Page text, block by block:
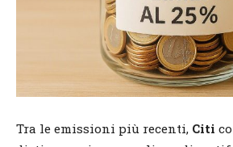
Tra le emissioni più recenti, Citi